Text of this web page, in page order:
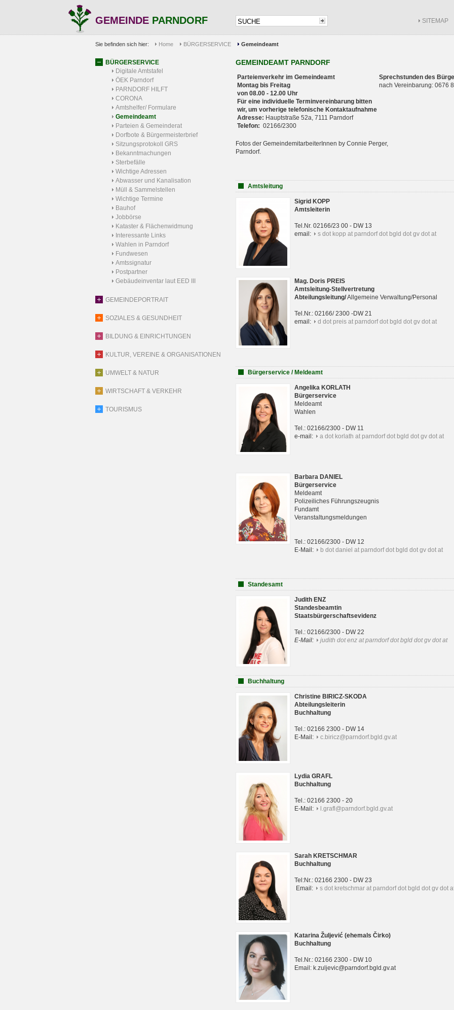
GEMEINDE PARNDORF SITEMAP
Sie befinden sich hier: Home BÜRGERSERVICE Gemeindeamt
BÜRGERSERVICE
Digitale Amtstafel
ÖEK Parndorf
PARNDORF HILFT
CORONA
Amtshelfer/ Formulare
Gemeindeamt
Parteien & Gemeinderat
Dorfbote & Bürgermeisterbrief
Sitzungsprotokoll GRS
Bekanntmachungen
Sterbefälle
Wichtige Adressen
Abwasser und Kanalisation
Müll & Sammelstellen
Wichtige Termine
Bauhof
Jobbörse
Kataster & Flächenwidmung
Interessante Links
Wahlen in Parndorf
Fundwesen
Amtssignatur
Postpartner
Gebäudeinventar laut EED III
GEMEINDEPORTRAIT
SOZIALES & GESUNDHEIT
BILDUNG & EINRICHTUNGEN
KULTUR, VEREINE & ORGANISATIONEN
UMWELT & NATUR
WIRTSCHAFT & VERKEHR
TOURISMUS
GEMEINDEAMT PARNDORF
Parteienverkehr im Gemeindeamt
Montag bis Freitag
von 08.00 - 12.00 Uhr
Für eine individuelle Terminvereinbarung bitten
wir, um vorherige telefonische Kontaktaufnahme
Adresse: Hauptstraße 52a, 7111 Parndorf
Telefon: 02166/2300
Sprechstunden des
nach Vereinbarung: 0676
Fotos der GemeindemitarbeiterInnen by Connie Perger,
Parndorf.
Amtsleitung
Sigrid KOPP
Amtsleiterin
Tel.Nr. 02166/23 00 - DW 13
email:
s dot kopp at parndorf dot bgld dot gv dot at
Mag. Doris PREIS
Amtsleitung-Stellvertretung
Abteilungsleitung/Allgemeine Verwaltung/Personal
Tel.Nr.: 02166/ 2300 -DW 21
email:
d dot preis at parndorf dot bgld dot gv dot at
Bürgerservice / Meldeamt
Angelika KORLATH
Bürgerservice
Meldeamt
Wahlen
Tel.: 02166/2300 - DW 11
e-mail:
a dot korlath at parndorf dot bgld dot gv dot at
Barbara DANIEL
Bürgerservice
Meldeamt
Polizeiliches Führungszeugnis
Fundamt
Veranstaltungsmeldungen
Tel.: 02166/2300 - DW 12
E-Mail:
b dot daniel at parndorf dot bgld dot gv dot at
Standesamt
Judith ENZ
Standesbeamtin
Staatsbürgerschaftsevidenz
Tel.: 02166/2300 - DW 22
E-Mail:
judith dot enz at parndorf dot bgld dot gv dot at
Buchhaltung
Christine BIRICZ-SKODA
Abteilungsleiterin
Buchhaltung
Tel.: 02166 2300 - DW 14
E-Mail:
c.biricz@parndorf.bgld.gv.at
Lydia GRAFL
Buchhaltung
Tel.: 02166 2300 - 20
E-Mail:
l.grafl@parndorf.bgld.gv.at
Sarah KRETSCHMAR
Buchhaltung
Tel:Nr.: 02166 2300 - DW 23
Email:
s dot kretschmar at parndorf dot bgld dot gv dot
Katarina Žuljević (ehemals Čirko)
Buchhaltung
Tel.Nr.: 02166 2300 - DW 10
Email: k.zuljevic@parndorf.bgld.gv.at